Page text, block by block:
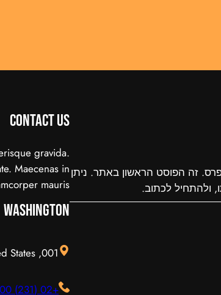
זה הפוסט הראשון באתר. ניתן
ולהתחיל לכתוב.
Contact Us
gravida.
Maecenas in
mauris.
Washington
001, Washington, 2226 United States.
+02 (231) 0000 11